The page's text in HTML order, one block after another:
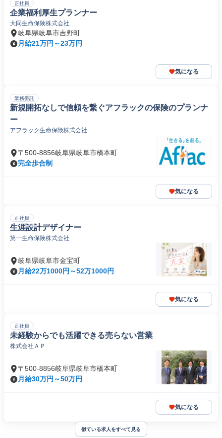
正社員
企業福利厚生プランナー
大同生命保険株式会社
岐阜県岐阜市吉野町
月給21万円～23万円
気になる
業務委託
新規開拓なしで信頼を繋ぐアフラックの保険のプランナ
ー
アフラック生命保険株式会社
〒500-8856岐阜県岐阜市橋本町
完全歩合制
気になる
正社員
生涯設計デザイナー
第一生命保険株式会社
岐阜県岐阜市金宝町
月給22万1000円～52万1000円
気になる
正社員
未経験からでも活躍できる売らない営業
株式会社ＡＰ
〒500-8856岐阜県岐阜市橋本町
月給30万円～50万円
気になる
似ている求人をすべて見る